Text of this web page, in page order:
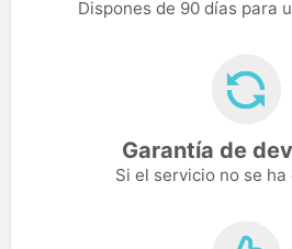
Dispones de 90 días para
Garantía de
Si el servicio no se